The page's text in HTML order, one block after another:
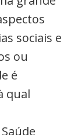
sociais e
ou
é
qual